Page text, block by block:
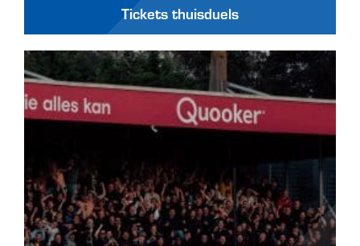
Tickets thuisduels